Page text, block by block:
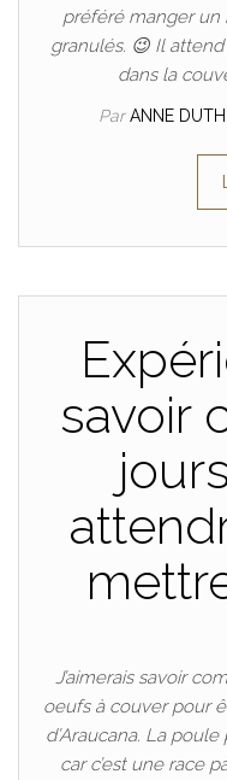
préféré manger un
granulés. 😉 Il
dans la
ParANNE
savoir
J’aimerais savoir
oeufs à couver pour
d’Araucana. La
car c’est une race